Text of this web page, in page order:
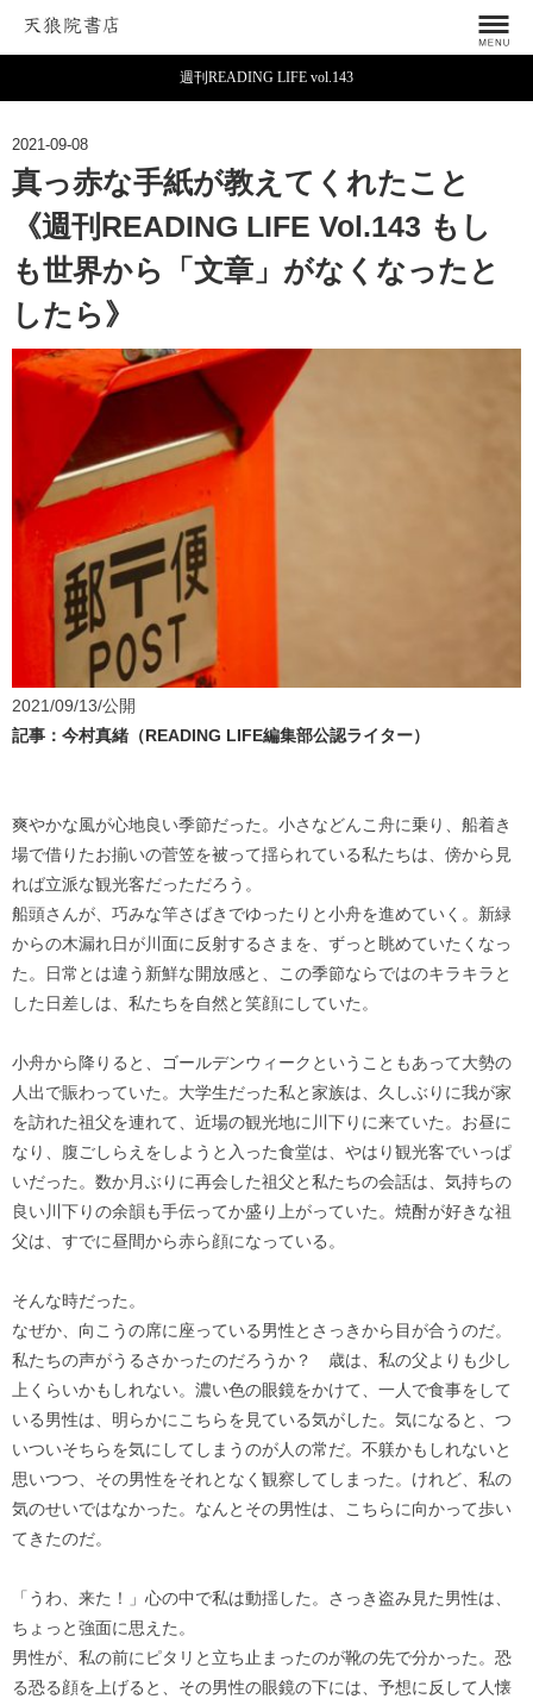
週刊READING LIFE vol.143
2021-09-08
真っ赤な手紙が教えてくれたこと
《週刊READING LIFE Vol.143 もし
も世界から「文章」がなくなったと
したら》
2021/09/13/公開
記事：今村真緒（READING LIFE編集部公認ライター）
爽やかな風が心地良い季節だった。小さなどんこ舟に乗り、船着き
場で借りたお揃いの菅笠を被って揺られている私たちは、傍から見
れば立派な観光客だっただろう。
船頭さんが、巧みな竿さばきでゆったりと小舟を進めていく。新緑
からの木漏れ日が川面に反射するさまを、ずっと眺めていたくなっ
た。日常とは違う新鮮な開放感と、この季節ならではのキラキラと
した日差しは、私たちを自然と笑顔にしていた。
小舟から降りると、ゴールデンウィークということもあって大勢の
人出で賑わっていた。大学生だった私と家族は、久しぶりに我が家
を訪れた祖父を連れて、近場の観光地に川下りに来ていた。お昼に
なり、腹ごしらえをしようと入った食堂は、やはり観光客でいっぱ
いだった。数か月ぶりに再会した祖父と私たちの会話は、気持ちの
良い川下りの余韻も手伝ってか盛り上がっていた。焼酎が好きな祖
父は、すでに昼間から赤ら顔になっている。
そんな時だった。
なぜか、向こうの席に座っている男性とさっきから目が合うのだ。
私たちの声がうるさかったのだろうか？ 歳は、私の父よりも少し
上くらいかもしれない。濃い色の眼鏡をかけて、一人で食事をして
いる男性は、明らかにこちらを見ている気がした。気になると、つ
いついそちらを気にしてしまうのが人の常だ。不躾かもしれないと
思いつつ、その男性をそれとなく観察してしまった。けれど、私の
気のせいではなかった。なんとその男性は、こちらに向かって歩い
てきたのだ。
「うわ、来た！」心の中で私は動揺した。さっき盗み見た男性は、
ちょっと強面に思えた。
男性が、私の前にピタリと立ち止まったのが靴の先で分かった。恐
る恐る顔を上げると、その男性の眼鏡の下には、予想に反して人懐